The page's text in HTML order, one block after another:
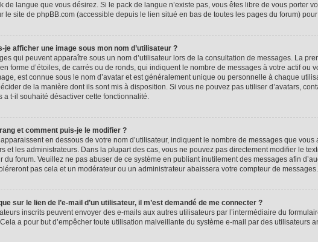
de langue que vous désirez. Si le pack de langue n’existe pas, vous êtes libre de vous porter
le site de phpBB.com (accessible depuis le lien situé en bas de toutes les pages du forum)
je afficher une image sous mon nom d’utilisateur ?
qui peuvent apparaître sous un nom d’utilisateur lors de la consultation de messages. La
forme d’étoiles, de carrés ou de ronds, qui indiquent le nombre de messages à votre actif ou
est connue sous le nom d’avatar et est généralement unique ou personnelle à chaque
de la manière dont ils sont mis à disposition. Si vous ne pouvez pas utiliser d’avatars,
a t-il souhaité désactiver cette fonctionnalité.
et comment puis-je le modifier ?
en dessous de votre nom d’utilisateur, indiquent le nombre de messages que
et les administrateurs. Dans la plupart des cas, vous ne pouvez pas directement modifier le
du forum. Veuillez ne pas abuser de ce système en publiant inutilement des messages afin
pas cela et un modérateur ou un administrateur abaissera votre compteur de messages.
sur le lien de l’e-mail d’un utilisateur, il m’est demandé de me connecter ?
inscrits peuvent envoyer des e-mails aux autres utilisateurs par l’intermédiaire du
a pour but d’empêcher toute utilisation malveillante du système e-mail par des utilisateurs